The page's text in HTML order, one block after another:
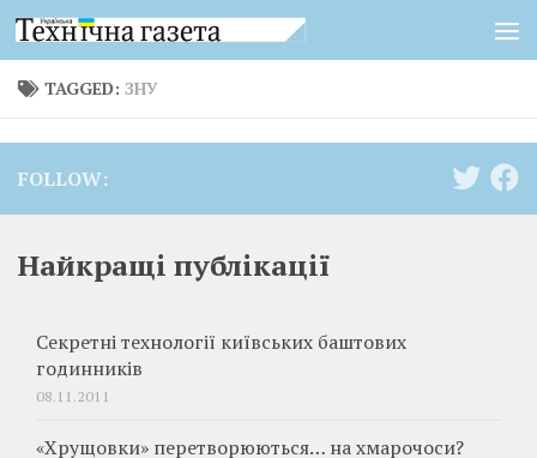
Skip to content
TAGGED: ЗНУ
FOLLOW:
Найкращі публікації
Секретні технології київських баштових
годинників
08.11.2011
«Хрущовки» перетворюються… на хмарочоси?